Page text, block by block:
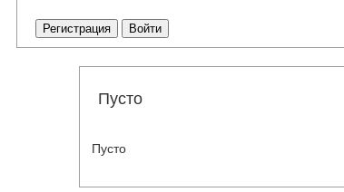
Регистрация Войти
Пусто
Пусто